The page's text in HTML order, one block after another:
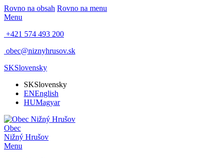
Rovno na obsah Rovno na menu
Menu
+421 574 493 200
obec@niznyhrusov.sk
SKSlovensky
SKSlovensky
ENEnglish
HUMagyar
Obec
Nižný Hrušov
Menu